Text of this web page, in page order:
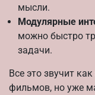
мысли.
Модулярные
можно быстро
задачи.
Все это звучит
фильмов, но уже